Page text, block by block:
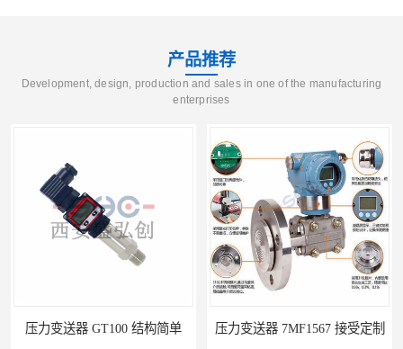
产品推荐
Development, design, production and sales in one of the manufacturing
enterprises
压力变送器 GT100 结构简单 压力变送器 7MF1567 接受定制